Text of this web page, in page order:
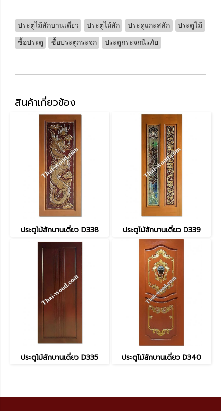
ประตูไม้สักบานเดี่ยว ประตูไม้สัก ประดูแกะสลัก ประตูไม้
ซื้อประตู ซื้อประตูกระจก ประตูกระจกนิรภัย
สินค้าเกี่ยวข้อง
ประตูไม้สักบานเดี่ยว D338 ประตูไม้สักบานเดี่ยว D339
ประตูไม้สักบานเดี่ยว D335 ประตูไม้สักบานเดี่ยว D340